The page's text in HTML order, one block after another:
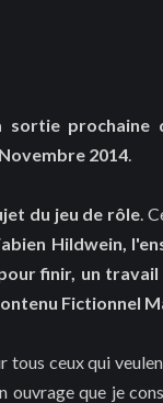
sortie prochaine
2014.
du jeu de rôle.
Hildwein,
finir, un
Fictionnel
ceux qui
que je